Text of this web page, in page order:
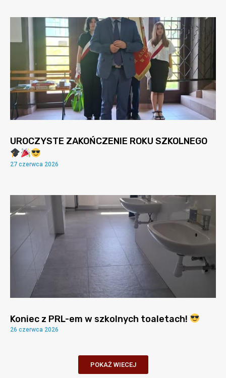
UROCZYSTE ZAKOŃCZENIE ROKU SZKOLNEGO
27 czerwca 2026
Koniec z PRL-em w szkolnych toaletach!
26 czerwca 2026
POKAŻ WIECEJ